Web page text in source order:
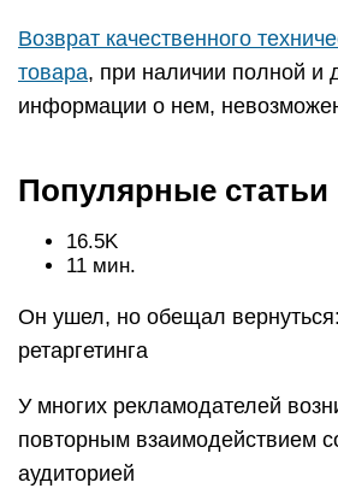
Возврат качественного
товара, при наличии полной и
информации о нем,
Популярные статьи
16.5K
11 мин.
Он ушел, но обещал
ретаргетинга
У многих рекламодателей
повторным взаимодействием
аудиторией